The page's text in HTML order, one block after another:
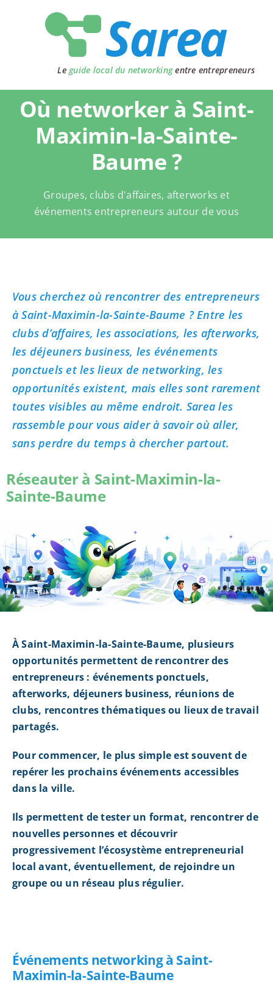
Le guide local du networkingentre entrepreneurs
Où networker à Saint-
Maximin-la-Sainte-
Baume ?
Groupes, clubs d'affaires, afterworks et
événements entrepreneurs autour de vous
Vous cherchez où rencontrer des entrepreneurs
à Saint-Maximin-la-Sainte-Baume ? Entre les
clubs d’affaires, les associations, les afterworks,
les déjeuners business, les événements
ponctuels et les lieux de networking, les
opportunités existent, mais elles sont rarement
toutes visibles au même endroit. Sarea les
rassemble pour vous aider à savoir où aller,
sans perdre du temps à chercher partout.
Réseauter à Saint-Maximin-la-
Sainte-Baume
À Saint-Maximin-la-Sainte-Baume, plusieurs
opportunités permettent de rencontrer des
entrepreneurs : événements ponctuels,
afterworks, déjeuners business, réunions de
clubs, rencontres thématiques ou lieux de travail
partagés.
Pour commencer, le plus simple est souvent de
repérer les prochains événements accessibles
dans la ville.
Ils permettent de tester un format, rencontrer de
nouvelles personnes et découvrir
progressivement l’écosystème entrepreneurial
local avant, éventuellement, de rejoindre un
groupe ou un réseau plus régulier.
Événements networking à Saint-
Maximin-la-Sainte-Baume